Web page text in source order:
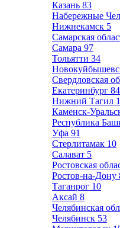
Казань 83
Набережные
Нижнекамск 5
Самарская
Самара 97
Тольятти 34
Свердловская
Екатеринбург 84
Нижний Тагил
Каменск-
Республика
Уфа 91
Стерлитамак 10
Салават 5
Ростовская
Ростов-на-Дону
Таганрог 10
Аксай 8
Челябинская
Челябинск 53